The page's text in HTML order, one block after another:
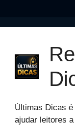
Últimas Dicas
ajudar leitores